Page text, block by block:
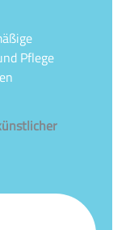
Pflege